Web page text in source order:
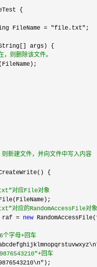
FileName = "file.txt"
则删除该文件。
对应File对象
对应的RandomAccessFile对象
raf =
new
个字母+回车
回车